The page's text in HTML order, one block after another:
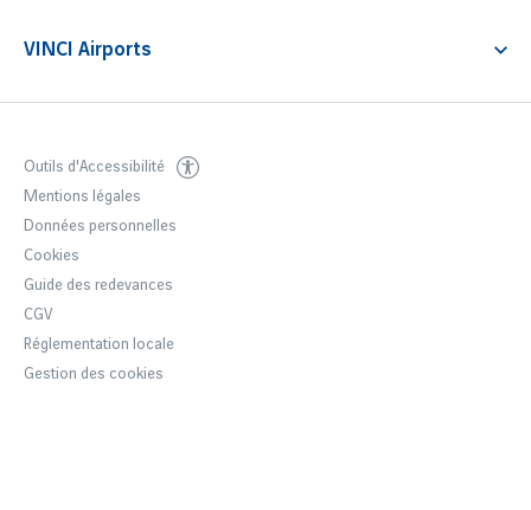
Dialogue
Contacts
VINCI Airports
Outils d'Accessibilité
Mentions légales
Données personnelles
Cookies
Guide des redevances
CGV
Réglementation locale
Gestion des cookies